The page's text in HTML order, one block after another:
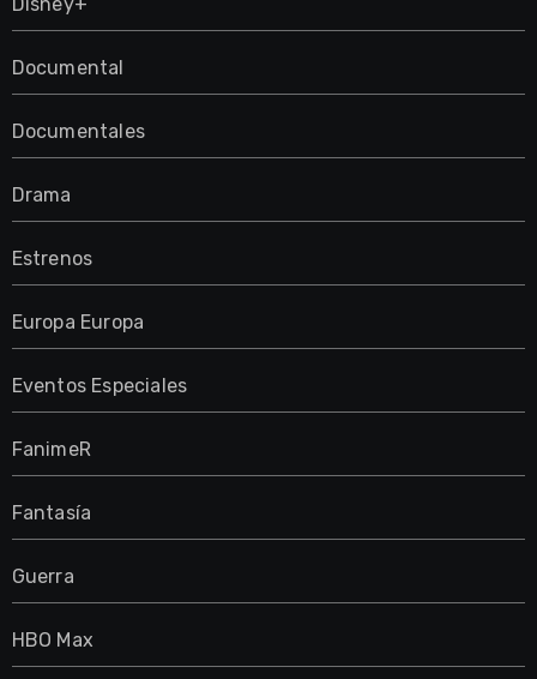
Documental
Documentales
Drama
Estrenos
Europa Europa
Eventos Especiales
FanimeR
Fantasía
Guerra
HBO Max